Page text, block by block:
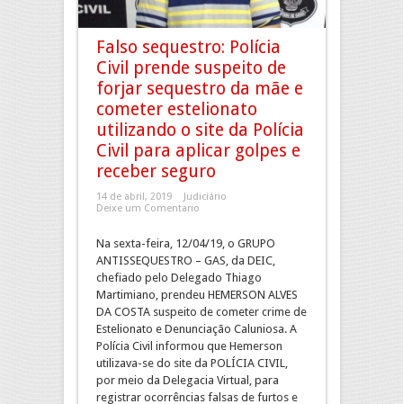
Falso sequestro: Polícia
Civil prende suspeito de
forjar sequestro da mãe e
cometer estelionato
utilizando o site da Polícia
Civil para aplicar golpes e
receber seguro
14 de abril, 2019
Judiciário
Deixe um Comentario
Na sexta-feira, 12/04/19, o GRUPO
ANTISSEQUESTRO – GAS, da DEIC,
chefiado pelo Delegado Thiago
Martimiano, prendeu HEMERSON ALVES
DA COSTA suspeito de cometer crime de
Estelionato e Denunciação Caluniosa. A
Polícia Civil informou que Hemerson
utilizava-se do site da POLÍCIA CIVIL,
por meio da Delegacia Virtual, para
registrar ocorrências falsas de furtos e